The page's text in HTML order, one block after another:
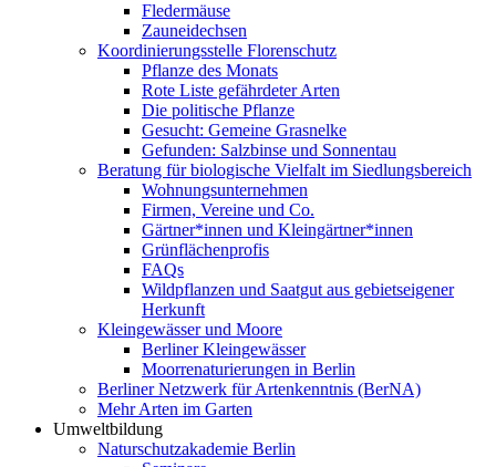
Fledermäuse
Zauneidechsen
Koordinierungsstelle Florenschutz
Pflanze des Monats
Rote Liste gefährdeter Arten
Die politische Pflanze
Gesucht: Gemeine Grasnelke
Gefunden: Salzbinse und Sonnentau
Beratung für biologische Vielfalt im Siedlungsbereich
Wohnungsunternehmen
Firmen, Vereine und Co.
Gärtner*innen und Kleingärtner*innen
Grünflächenprofis
FAQs
Wildpflanzen und Saatgut aus gebietseigener
Herkunft
Kleingewässer und Moore
Berliner Kleingewässer
Moorrenaturierungen in Berlin
Berliner Netzwerk für Artenkenntnis (BerNA)
Mehr Arten im Garten
Umweltbildung
Naturschutzakademie Berlin